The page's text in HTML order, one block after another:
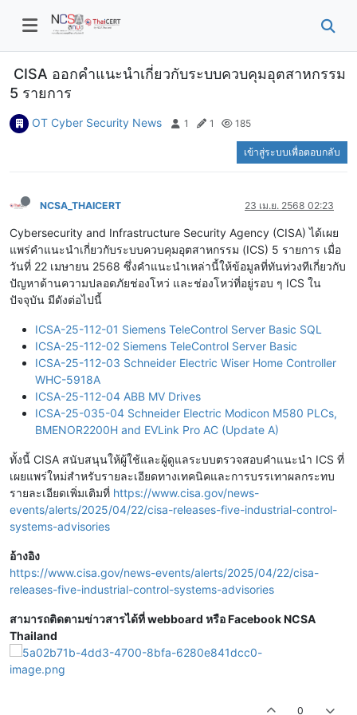
CISA ออกคำแนะนำเกี่ยวกับระบบควบคุมอุตสาหกรรม
5 รายการ
OT Cyber Security News 1 1 185
เข้าสู่ระบบเพื่อตอบกลับ
NCSA_THAICERT 23 เม.ย. 2568 02:23
Cybersecurity and Infrastructure Security Agency (CISA) ได้เผย
แพร่คำแนะนำเกี่ยวกับระบบควบคุมอุตสาหกรรม (ICS) 5 รายการ เมื่อ
วันที่ 22 เมษายน 2568 ซึ่งคำแนะนำเหล่านี้ให้ข้อมูลที่ทันท่วงทีเกี่ยวกับ
ปัญหาด้านความปลอดภัยช่องโหว่ และช่องโหว่ที่อยู่รอบ ๆ ICS ใน
ปัจจุบัน มีดังต่อไปนี้
ICSA-25-112-01 Siemens TeleControl Server Basic SQL
ICSA-25-112-02 Siemens TeleControl Server Basic
ICSA-25-112-03 Schneider Electric Wiser Home Controller
WHC-5918A
ICSA-25-112-04 ABB MV Drives
ICSA-25-035-04 Schneider Electric Modicon M580 PLCs,
BMENOR2200H and EVLink Pro AC (Update A)
ทั้งนี้ CISA สนับสนุนให้ผู้ใช้และผู้ดูแลระบบตรวจสอบคำแนะนำ ICS ที่
เผยแพร่ใหม่สำหรับรายละเอียดทางเทคนิคและการบรรเทาผลกระทบ
รายละเอียดเพิ่มเติมที่ https://www.cisa.gov/news-
events/alerts/2025/04/22/cisa-releases-five-industrial-control-
systems-advisories
อ้างอิง
https://www.cisa.gov/news-events/alerts/2025/04/22/cisa-
releases-five-industrial-control-systems-advisories
สามารถติดตามข่าวสารได้ที่ webboard หรือ Facebook NCSA
Thailand
0